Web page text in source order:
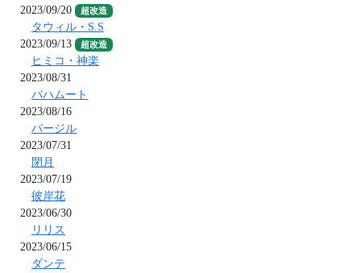
2023/09/20
超改造
タウィル・S.S
2023/09/13
超改造
ヒミコ・神楽
2023/08/31
バハムート
2023/08/16
バージル
2023/07/31
閉月
2023/07/19
彼岸花
2023/06/30
リリス
2023/06/15
ダンテ